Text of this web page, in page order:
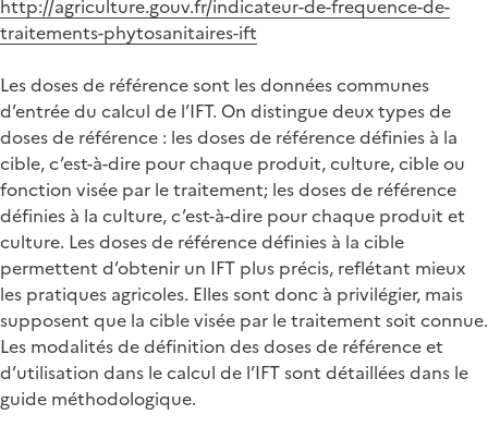
http://agriculture.gouv.fr/indicateur-de-frequence-de-
traitements-phytosanitaires-ift
Les doses de référence sont les données communes
d’entrée du calcul de l’IFT. On distingue deux types de
doses de référence : les doses de référence définies à la
cible, c’est-à-dire pour chaque produit, culture, cible ou
fonction visée par le traitement; les doses de référence
définies à la culture, c’est-à-dire pour chaque produit et
culture. Les doses de référence définies à la cible
permettent d’obtenir un IFT plus précis, reflétant mieux
les pratiques agricoles. Elles sont donc à privilégier, mais
supposent que la cible visée par le traitement soit connue.
Les modalités de définition des doses de référence et
d’utilisation dans le calcul de l’IFT sont détaillées dans le
guide méthodologique.